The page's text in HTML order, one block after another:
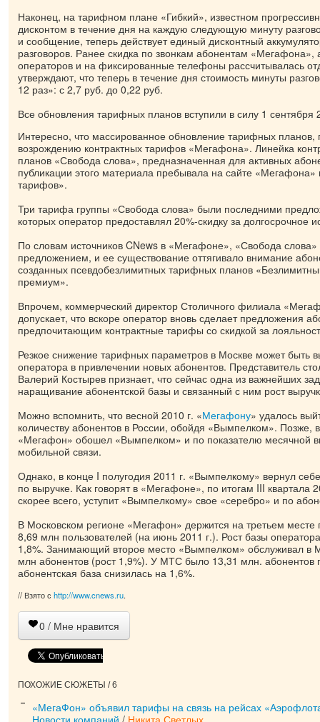
Наконец, на тарифном плане «Гибкий», известном
дисконтом в течение дня на каждую следующую минуту
и сообщение, теперь действует единый дисконтный
разговоров. Ранее скидка по звонкам абонентам «Мегафона»,
операторов и на фиксированные телефоны рассчитывалась
утверждают, что теперь в течение дня стоимость минуты
12 раз»: с 2,7 руб. до 0,22 руб.
Все обновления тарифных планов вступили в силу 1 сентября
Интересно, что массированное обновление тарифных планов,
возрождению контрактных тарифов «Мегафона». Линейка
планов «Свобода слова», предназначенная для активных
публикации этого материала пребывала на сайте «Мегафона»
тарифов».
Три тарифа группы «Свобода слова» были последними
которых оператор предоставлял 20%-скидку за долгосрочное
По словам источников CNews в «Мегафоне», «Свобода
предложением, и ее существование оттягивало внимание
созданных псевдобезлимитных тарифных планов
премиум».
Впрочем, коммерческий директор Столичного филиала
допускает, что вскоре оператор вновь сделает предложения
предпочитающим контрактные тарифы со скидкой за
Резкое снижение тарифных параметров в Москве может быть
оператора в привлечении новых абонентов. Представитель
Валерий Костырев признает, что сейчас одна из важнейших
наращивание абонентской базы и связанный с ним рост
Можно вспомнить, что весной 2010 г. «Мегафону» удалось
количеству абонентов в России, обойдя «Вымпелком». Позже,
«Мегафон» обошел «Вымпелком» и по показателю месячной
мобильной связи.
Однако, в конце I полугодия 2011 г. «Вымпелкому» вернул
по выручке. Как говорят в «Мегафоне», по итогам III квартала
скорее всего, уступит «Вымпелкому» свое «серебро» и по
В Московском регионе «Мегафон» держится на третьем месте
8,69 млн пользователей (на июнь 2011 г.). Рост базы
1,8%. Занимающий второе место «Вымпелком» обслуживал в
млн абонентов (рост 1,9%). У МТС было 13,31 млн. абонентов
абонентская база снизилась на 1,6%.
// Взято с http://www.cnews.ru.
0 / Мне нравится
ПОХОЖИЕ СЮЖЕТЫ / 6
«МегаФон» объявил тарифы на связь на рейсах
Новости компаний / Никита Светлых